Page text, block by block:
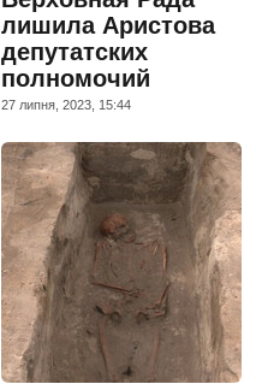
лишила Аристова
депутатских
полномочий
27 липня, 2023, 15:44